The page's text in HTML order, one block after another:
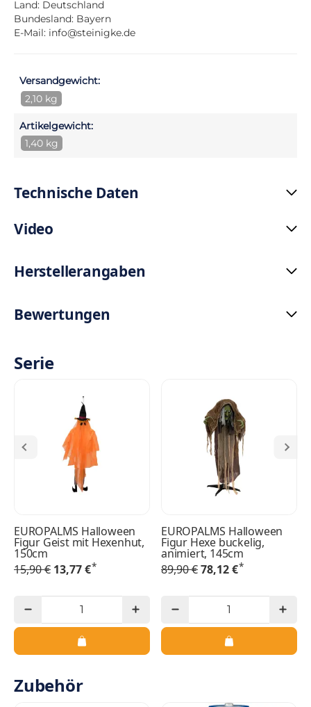
Land: Deutschland
Bundesland: Bayern
E-Mail: info@steinigke.de
Versandgewicht:
2,10 kg
Artikelgewicht:
1,40 kg
Technische Daten
Video
Herstellerangaben
Bewertungen
Serie
EUROPALMS Halloween
Figur Geist mit Hexenhut,
150cm
15,90 € 13,77 €*
EUROPALMS Halloween
Figur Hexe buckelig,
animiert, 145cm
89,90 €78,12 €*
Zubehör